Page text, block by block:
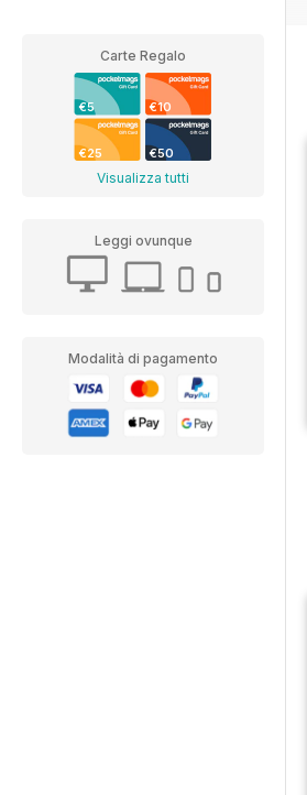
Carte Regalo
€5 €10
€25 €50
Visualizza tutti
Leggi ovunque
Modalità di pagamento